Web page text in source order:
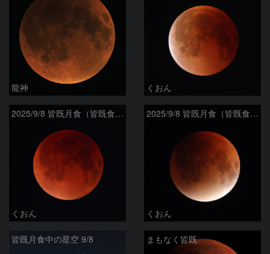
龍神 くおん
2025/9/8 皆既月食（皆既食の最大）
くおん
2025/9/8 皆既月食（皆既食の始まり）
くおん
皆既月食中の星空 9/8 まもなく皆既